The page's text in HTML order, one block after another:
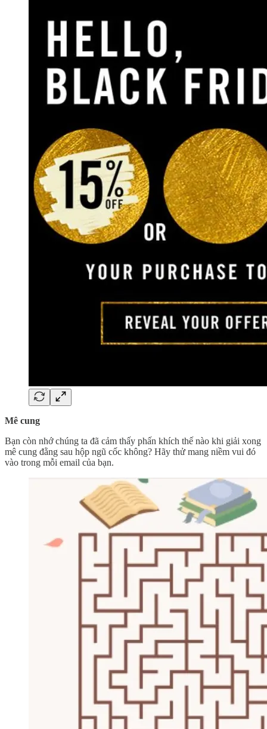
Mê cung
Bạn còn nhớ chúng ta đã cảm thấy phấn khích thế nào khi giải xong
mê cung đằng sau hộp ngũ cốc không? Hãy thử mang niềm vui đó
vào trong mỗi email của bạn.